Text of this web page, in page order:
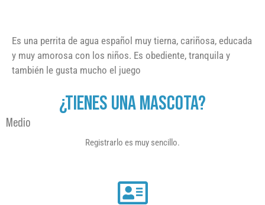
Es una perrita de agua español muy tierna, cariñosa, educada
y muy amorosa con los niños. Es obediente, tranquila y
también le gusta mucho el juego
¿TIENES UNA MASCOTA?
Medio
Registrarlo es muy sencillo.